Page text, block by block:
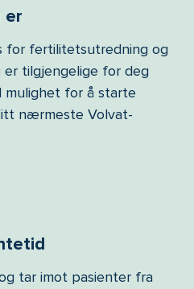
er
for fertilitetsutredning og
tilgjengelige for deg
mulighet for å starte
nærmeste Volvat-
tar imot pasienter fra